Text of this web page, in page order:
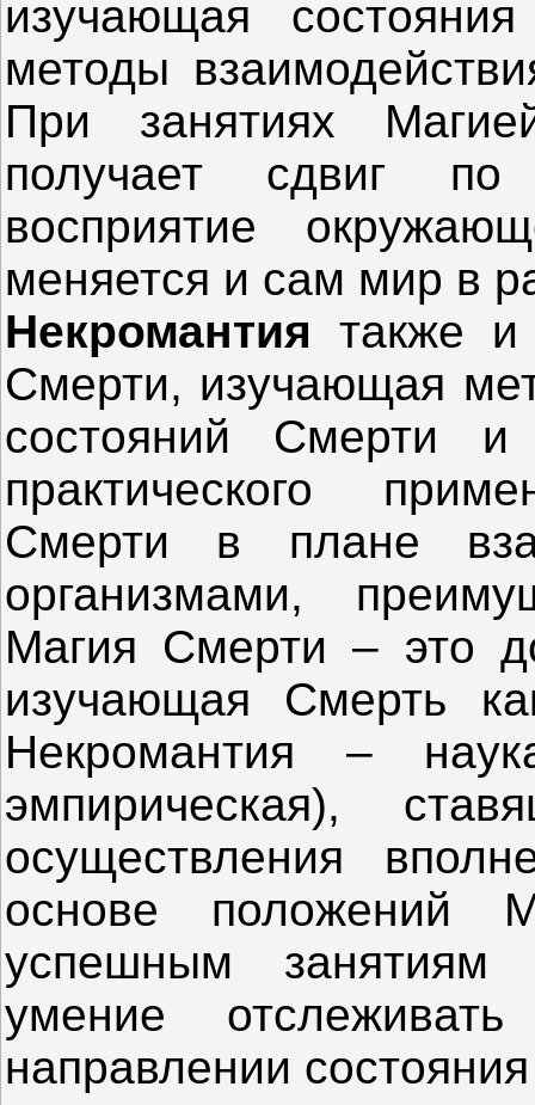
изучающая
методы
При занятиях
получает сдвиг
восприятие
меняется и сам мир в
Некромантия также и
Смерти, изучающая
состояний Смерти
практического
Смерти в плане
организмами,
Магия Смерти – это
изучающая Смерть
Некромантия –
эмпирическая),
осуществления
основе положений
успешным занятиям
умение
направлении